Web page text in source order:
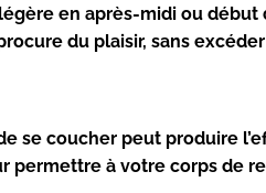
en après-midi ou
du plaisir, sans
se coucher peut produire
permettre à votre corps de